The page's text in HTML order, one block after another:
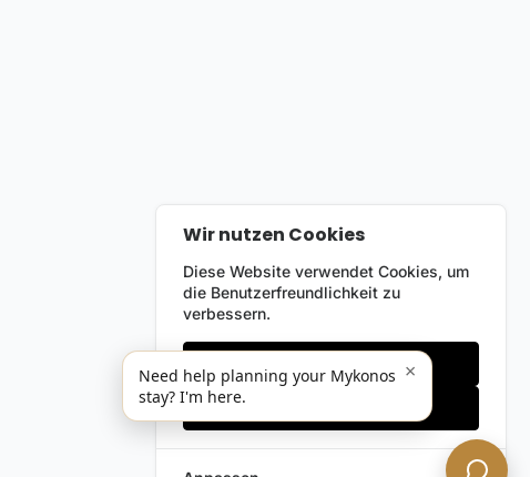
Wir nutzen Cookies
Diese Website verwendet Cookies, um
die Benutzerfreundlichkeit zu
verbessern.
Need help planning your Mykonos
stay? I'm here.
×